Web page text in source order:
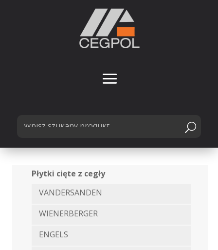
Płytki cięte z cegły
VANDERSANDEN
WIENERBERGER
ENGELS